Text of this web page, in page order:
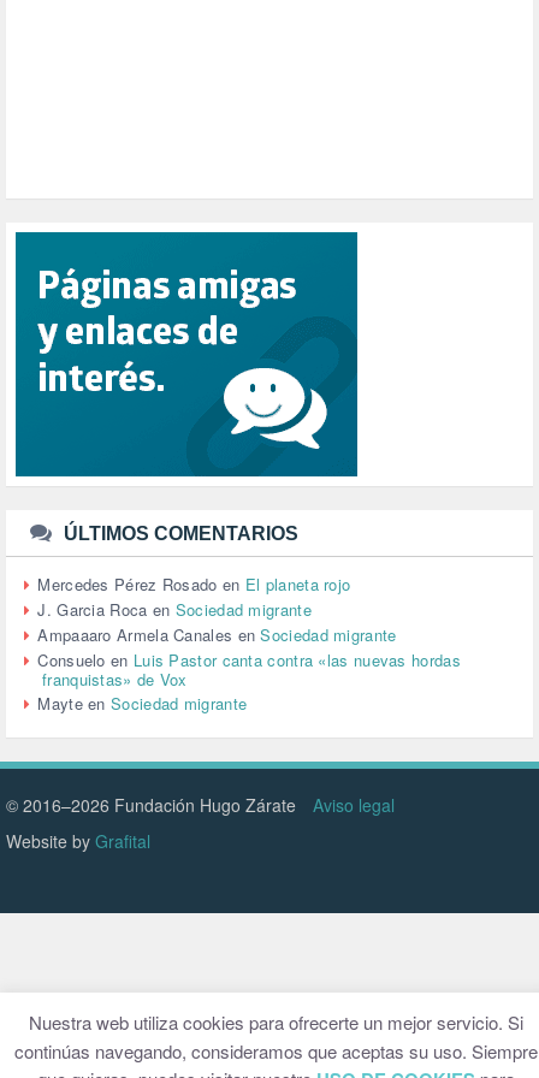
PUERTO DE VALENCIA (1)
RACISMO (1)
RELIGIÓN (114)
REPUBLICA (1)
SALUD (108)
SENSIBILIZACIÓN (576)
SINDICATOS (12)
TTIP (6)
URBANISMO (1)
URBANIZACIÓN (1)
VEJEZ (1)
VENEZUELA (3)
VENEZULA (1)
VIAJES (1)
VIOLENCIA (2)
VIOLENCIA DE GÉNERO (223)
VIVIENDA (9)
VOLODIMIR ZELENSKY (1)
ÚLTIMOS COMENTARIOS
Mercedes Pérez Rosado en El planeta rojo
J. Garcia Roca en Sociedad migrante
Ampaaaro Armela Canales enSociedad migrante
Consuelo en Luis Pastor canta contra «las nuevas hordas
franquistas» de Vox
MayteenSociedad migrante
© 2016–2026 Fundación Hugo Zárate
Aviso legal
Website by Grafital
Nuestra web utiliza cookies para ofrecerte un mejor servicio. Si
continúas navegando, consideramos que aceptas su uso. Siempre